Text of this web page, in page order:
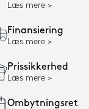
Læs mere
Finansiering
Læs mere
Prissikkerhed
Læs mere
Ombytningsret